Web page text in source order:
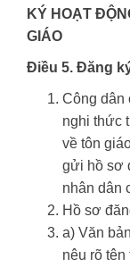
KÝ HOẠT
GIÁO
Điều 5. Đăng
Công dân
nghi thức
về tôn
gửi hồ sơ
nhân dân
Hồ sơ
a) Văn
nêu rõ tên